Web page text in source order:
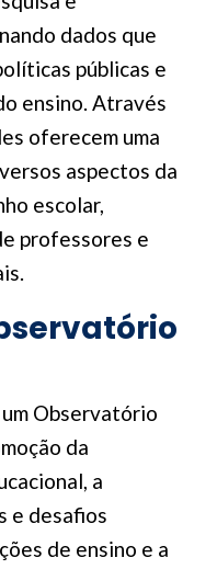
dados que
públicas e
ensino. Através
oferecem uma
aspectos da
escolar,
professores e
Observatório
da
a
e desafios
de ensino e a